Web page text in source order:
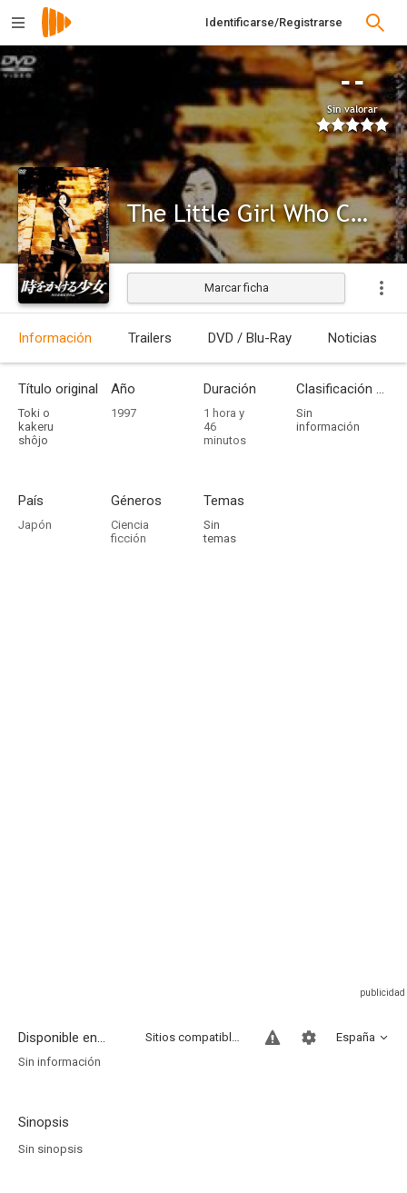
Identificarse/Registrarse
--
Sin valorar
The Little Girl Who Conquered Time
Marcar ficha
Información Trailers DVD / Blu-Ray Noticias
Título original
Toki o
kakeru
shôjo
Año
1997
Duración
1 hora y
46
minutos
Clasificación por edades
Sin
información
País
Japón
Géneros
Ciencia
ficción
Temas
Sin
temas
Disponible en... España
Sitios compatibles
Sin información
Sinopsis
Sin sinopsis